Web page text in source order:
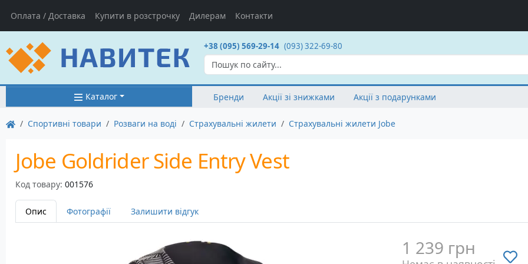
Оплата / Доставка Купити в розстрочку Дилерам Контакти
+38 (095) 569-29-14 (093) 322-69-80
Каталог Бренди Акції зі знижками Акції з подарунками
Спортивні товари Розваги на воді Страхувальні жилети Страхувальні жилети Jobe
Jobe Goldrider Side Entry Vest
Код товару: 001576
Опис Фотографії Залишити відгук
1 239 грн